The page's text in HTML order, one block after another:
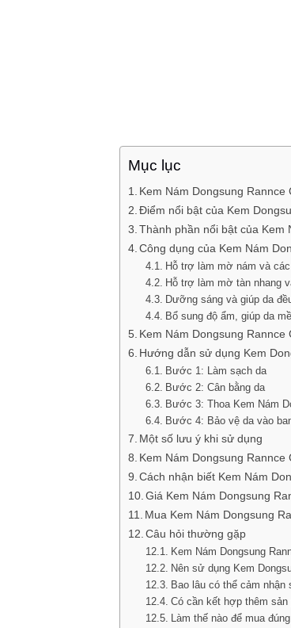
Mục lục
Kem Nám Dongsung
Điểm nổi bật của Kem
Thành phần nổi bật của Kem
Công dụng của Kem Nám
Hỗ trợ làm mờ nám và
Hỗ trợ làm mờ tàn nhang
Dưỡng sáng và giúp da
Bổ sung độ ẩm, giúp da
Kem Nám Dongsung
Hướng dẫn sử dụng Kem
Bước 1: Làm sạch da
Bước 2: Cân bằng da
Bước 3: Thoa Kem Nám
Bước 4: Bảo vệ da vào
Một số lưu ý khi sử dụng
Kem Nám Dongsung
Cách nhận biết Kem Nám
Giá Kem Nám Dongsung
Mua Kem Nám Dongsung
Câu hỏi thường gặp
Kem Nám Dongsung
Nên sử dụng Kem
Bao lâu có thể cảm nhận
Có cần kết hợp thêm
Làm thế nào để mua